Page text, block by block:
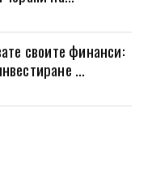
своите финанси:
...